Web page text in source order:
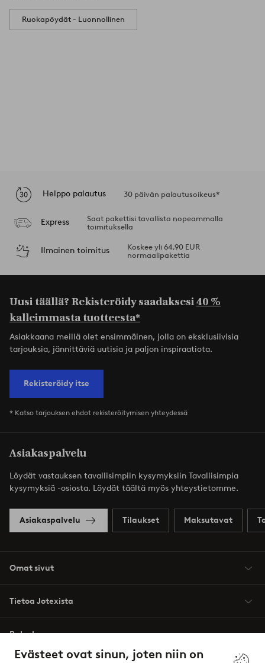
Evästeet ovat sinun, joten niin on
Ruokapöydät - Luonnollinen
Helppo palautus 30 päivän palautusoikeus*
Express
Saat pakettisi tavallista nopeammalla
toimituksella
Ilmainen toimitus
Koskee yli 64,90 EUR
normaalipakettia
Uusi täällä? Rekisteröidy saadaksesi40 %
kalleimmasta tuotteesta*
Asiakkaana meillä olet ensimmäinen, jolla on eksklusiivisia
tarjouksia, jännittäviä uutisia ja paljon inspiraatiota.
Rekisteröidy itse
* Katso tarjouksen ehdot rekisteröitymisen yhteydessä
Asiakaspalvelu
Löydät vastauksen tavallisimpiin kysymyksiin Tavallisimpia
kysymyksiä -osiosta. Löydät täältä myös yhteystietomme.
Asiakaspalvelu Tilaukset Maksutavat
Omat sivut
Tietoa Jotexista
Palvelumme